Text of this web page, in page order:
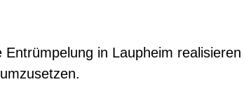
Entrümpelung in Laupheim